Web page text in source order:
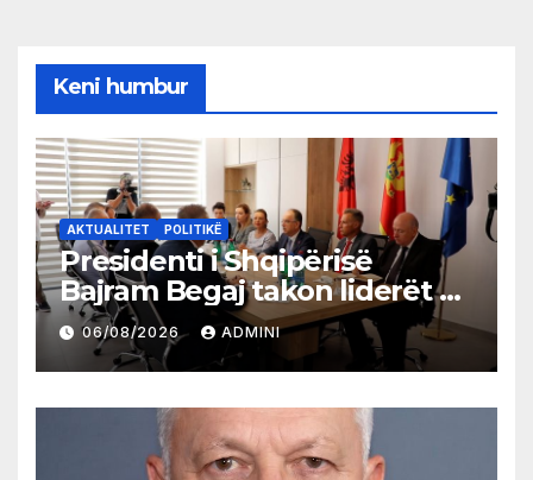
Keni humbur
AKTUALITET POLITIKË
Presidenti i Shqipërisë
Bajram Begaj takon liderët e
partive shqiptare në Ulqin
06/08/2026 ADMINI